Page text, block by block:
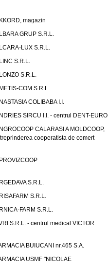
magazin
GRUP S.R.L.
LUX S.R.L.
S.R.L.
S.R.L.
COM S.R.L.
COLIBABA I.I.
SIRCU I.I. - centrul DENT-EURO
CALARASI A MOLDCOOP,
cooperatista de comert
S.R.L.
S.R.L.
FARM S.R.L.
S.R.L. - centrul medical VICTOR
BUIUCANI nr.465 S.A.
USMF "NICOLAE